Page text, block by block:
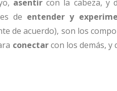
asentircon la cabeza, y
de entender y
de acuerdo), son los
conectarcon los demás, y